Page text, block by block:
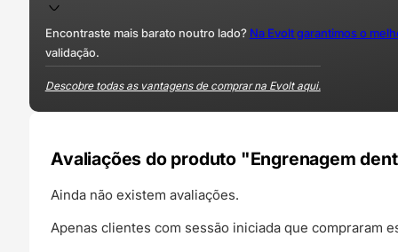
Encontraste mais barato noutro lado? Na Evolt garantimos o
validação.
Descobre todas as vantagens de comprar na Evolt aqui.
Avaliações do produto "Engrenagem
Ainda não existem avaliações.
Apenas clientes com sessão iniciada que compraram